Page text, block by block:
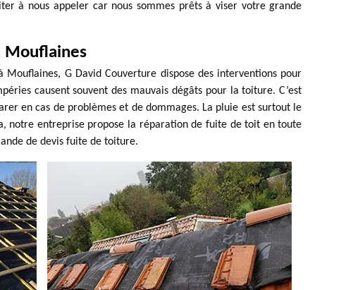
à nous appeler car nous sommes prêts à viser votre grande
Mouflaines
G David Couverture dispose des interventions pour
causent souvent des mauvais dégâts pour la toiture. C’est
en cas de problèmes et de dommages. La pluie est surtout le
notre entreprise propose la réparation de fuite de toit en toute
de devis fuite de toiture.